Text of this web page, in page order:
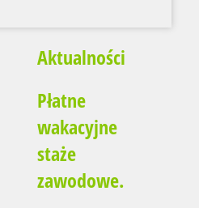
Aktualności
Płatne
wakacyjne
staże
zawodowe.